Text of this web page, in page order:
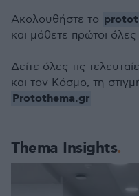
Thema Insights
Ακολουθήστε το
και μάθετε πρώτοι όλες
Δείτε όλες τις
και τον Κόσμο, τη
Protothema.gr